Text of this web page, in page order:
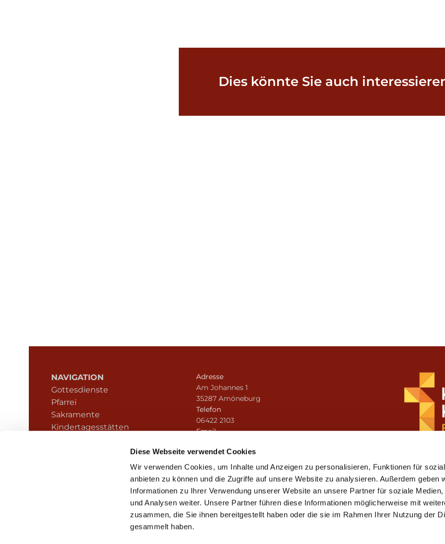
Diese Webseite verwendet Cookies
Wir verwenden Cookies, um Inhalte und Anzeigen zu personalisieren, Funktionen für
anbieten zu können und die Zugriffe auf unsere Website zu analysieren. Außerdem geben
Informationen zu Ihrer Verwendung unserer Website an unsere Partner für soziale Medien,
und Analysen weiter. Unsere Partner führen diese Informationen möglicherweise mit
zusammen, die Sie ihnen bereitgestellt haben oder die sie im Rahmen Ihrer Nutzung der
gesammelt haben.
Dies könnte Sie auch
NAVIGATION
Gottesdienste
Pfarrei
Sakramente
Kindertagesstätten
Hinweisgeberschutz
Adresse
Am Johannes 1
35287 Amöneburg
Telefon
06422 2103
Email
Impressum Datenschutzerklärung ChurchDesk-